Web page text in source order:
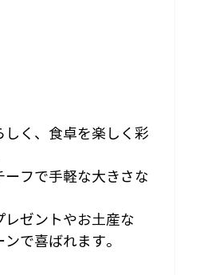
しく、食卓を楽しく彩
ーフで手軽な大きさな
レゼントやお土産な
で喜ばれます。